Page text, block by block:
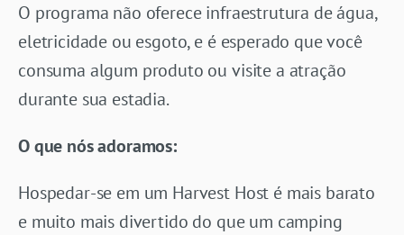
O programa não oferece infraestrutura de água,
eletricidade ou esgoto, e é esperado que você
consuma algum produto ou visite a atração
durante sua estadia.
O que nós adoramos:
Hospedar-se em um Harvest Host é mais barato
e muito mais divertido do que um camping